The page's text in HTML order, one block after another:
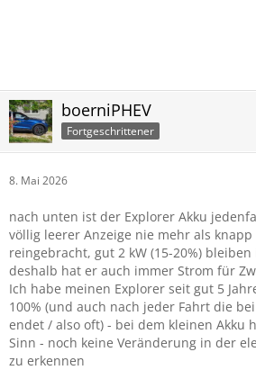
boerniPHEV
Fortgeschrittener
8. Mai 2026
nach unten ist der Explorer Akku
völlig leerer Anzeige nie mehr als knapp
reingebracht, gut 2 kW (15-20%)
deshalb hat er auch immer Strom für
Ich habe meinen Explorer seit gut 5
100% (und auch nach jeder Fahrt die
endet / also oft) - bei dem kleinen Akku
Sinn - noch keine Veränderung in der
zu erkennen